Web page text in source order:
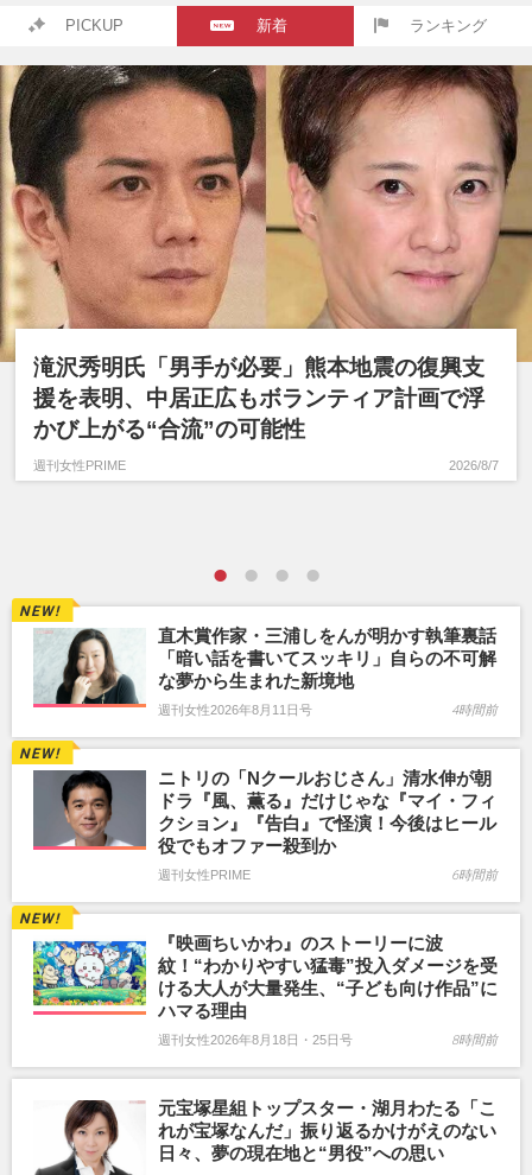
PICKUP 新着 ランキング
滝沢秀明氏「男手が必要」熊本地震の復興支
援を表明、中居正広もボランティア計画で浮
かび上がる“合流”の可能性
週刊女性PRIME 2026/8/7
直木賞作家・三浦しをんが明かす執筆裏話
「暗い話を書いてスッキリ」自らの不可解
な夢から生まれた新境地
週刊女性2026年8月11日号 4時間前
ニトリの「Nクールおじさん」清水伸が朝
ドラ『風、薫る』だけじゃな『マイ・フィ
クション』『告白』で怪演！今後はヒール
役でもオファー殺到か
週刊女性PRIME 6時間前
『映画ちいかわ』のストーリーに波
紋！“わかりやすい猛毒”投入ダメージを受
ける大人が大量発生、“子ども向け作品”に
ハマる理由
週刊女性2026年8月18日・25日号 8時間前
元宝塚星組トップスター・湖月わたる「こ
れが宝塚なんだ」振り返るかけがえのない
日々、夢の現在地と“男役”への思い